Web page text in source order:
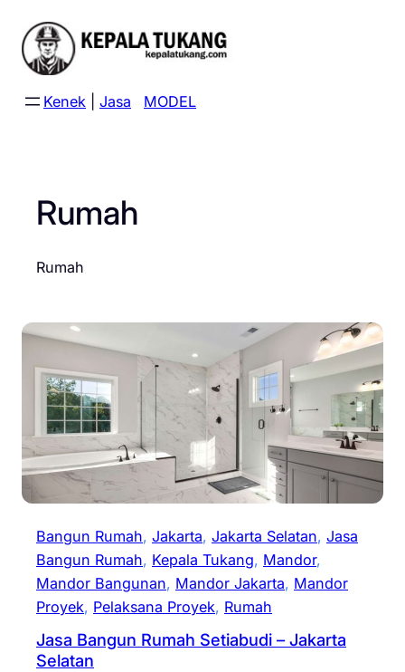
content
Kenek Jasa MODEL
Rumah
Rumah
Bangun Rumah, Jakarta, Jakarta Selatan, Jasa
Bangun Rumah, Kepala Tukang, Mandor
Mandor Bangunan, Mandor Jakarta, Mandor
Proyek, Pelaksana Proyek, Rumah
Jasa Bangun Rumah Setiabudi – Jakarta
Selatan